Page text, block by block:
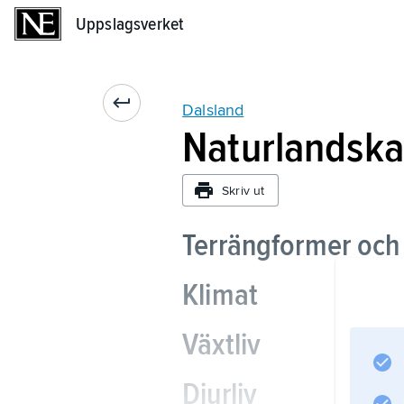
Uppslagsverket
Dalsland
Skriv ut
Terrängformer
Klimat
Växtliv
Djurliv